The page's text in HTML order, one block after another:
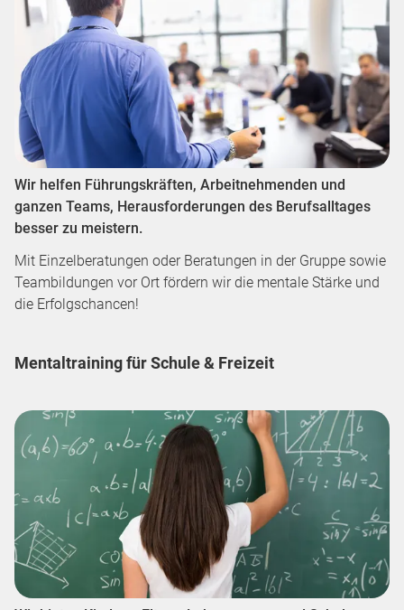
Wir helfen Führungskräften, Arbeitnehmenden und
ganzen Teams, Herausforderungen des Berufsalltages
besser zu meistern.
Mit Einzelberatungen oder Beratungen in der Gruppe sowie
Teambildungen vor Ort fördern wir die mentale Stärke und
die Erfolgschancen!
Mentaltraining für Schule & Freizeit